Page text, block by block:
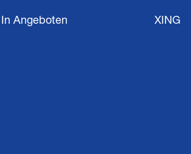
In Angeboten XING